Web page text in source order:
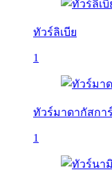
ทัวร์ลิเบีย
1
ทัวร์มาดากัสการ์
1